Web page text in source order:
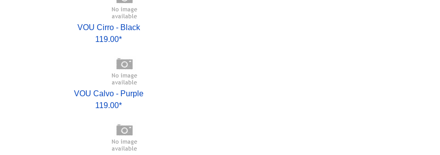
VOU Cirro - Black
119.00*
VOU Calvo - Purple
119.00*